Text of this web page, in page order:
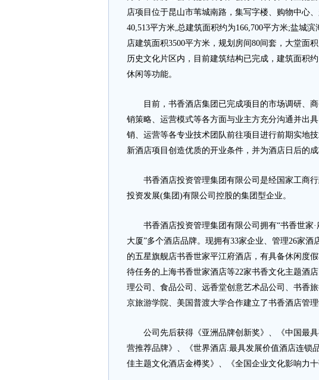
店项目位于昆山市苇城南路，集写字楼、购物中心
40,513平方米,总建筑面积约为166,700平方米;盐城
店建筑面积3500平方米，规划房间80间套，大堂面
历史文化片区内，目前建筑结构已完成，建筑面积
休闲等功能。
目前，书香酒店集团已完成项目的市场调研、商
销策略、运营模式等各方面与业主方充分沟通并出
销、运营等各专业技术团队前往项目进行前期实地
新酒店项目创造优质的开业条件，并为酒店日后的
书香酒店投资管理集团有限公司是经国家工商行
投资发展(集团)有限公司控股的集团型企业。
书香酒店投资管理集团有限公司拥有“书香世家·
大厦”多个酒店品牌。现拥有33家企业、管理26家
的五星旗舰店书香世家平江府酒店，有具备休闲度
待任务的上海书香世家酒店等22家书香文化主题酒
理公司、食品公司、远香堂创意艺术品公司、书香
京旅游学院、美国普渡大学合作建立了书香酒店管理
公司先后获得《亚洲品牌创新奖》、《中国最具
营推荐品牌》、《世界酒店.最具发展价值酒店连锁
佳主题文化酒店金樽奖》、《全国企业文化影响力十